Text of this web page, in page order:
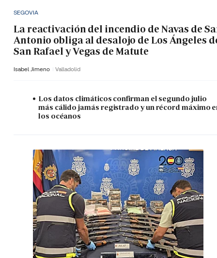
SEGOVIA
La reactivación del incendio de Navas de
Antonio obliga al desalojo de Los Ángeles
San Rafael y Vegas de Matute
Isabel Jimeno Valladolid
Los datos climáticos confirman el segundo julio
más cálido jamás registrado y un récord máximo
los océanos